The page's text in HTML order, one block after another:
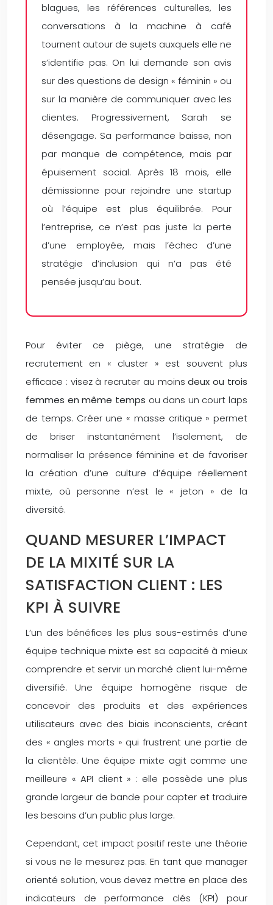
blagues, les références culturelles, les
conversations à la machine à café
tournent autour de sujets auxquels elle ne
s’identifie pas. On lui demande son avis
sur des questions de design « féminin » ou
sur la manière de communiquer avec les
clientes. Progressivement, Sarah se
désengage. Sa performance baisse, non
par manque de compétence, mais par
épuisement social. Après 18 mois, elle
démissionne pour rejoindre une startup
où l’équipe est plus équilibrée. Pour
l’entreprise, ce n’est pas juste la perte
d’une employée, mais l’échec d’une
stratégie d’inclusion qui n’a pas été
pensée jusqu’au bout.
Pour éviter ce piège, une stratégie de
recrutement en « cluster » est souvent plus
efficace : visez à recruter au moinsdeux ou trois
femmes en même temps ou dans un court laps
de temps. Créer une « masse critique » permet
de briser instantanément l’isolement, de
normaliser la présence féminine et de favoriser
la création d’une culture d’équipe réellement
mixte, où personne n’est le « jeton » de la
diversité.
QUAND MESURER L’IMPACT
DE LA MIXITÉ SUR LA
SATISFACTION CLIENT : LES
KPI À SUIVRE
L’un des bénéfices les plus sous-estimés d’une
équipe technique mixte est sa capacité à mieux
comprendre et servir un marché client lui-même
diversifié. Une équipe homogène risque de
concevoir des produits et des expériences
utilisateurs avec des biais inconscients, créant
des « angles morts » qui frustrent une partie de
la clientèle. Une équipe mixte agit comme une
meilleure « API client » : elle possède une plus
grande largeur de bande pour capter et traduire
les besoins d’un public plus large.
Cependant, cet impact positif reste une théorie
si vous ne le mesurez pas. En tant que manager
orienté solution, vous devez mettre en place des
indicateurs de performance clés (KPI) pour